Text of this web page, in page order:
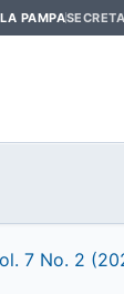
PAMPA
7 No. 2